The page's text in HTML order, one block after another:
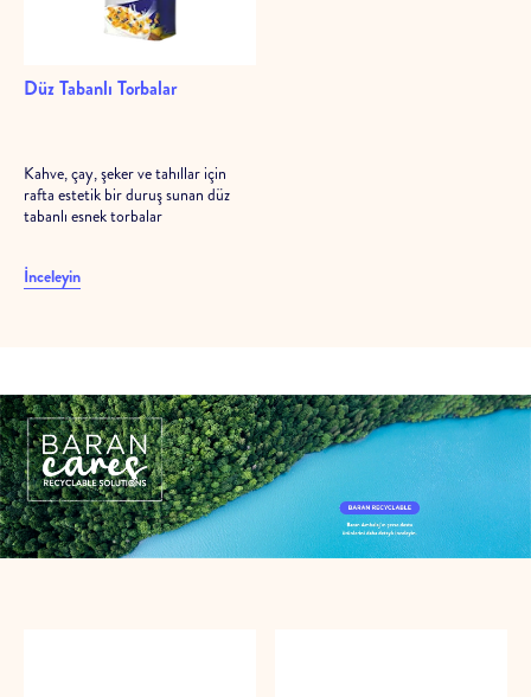
Düz Tabanlı Torbalar
Kahve, çay, şeker ve tahıllar için
rafta estetik bir duruş sunan düz
tabanlı esnek torbalar
İnceleyin